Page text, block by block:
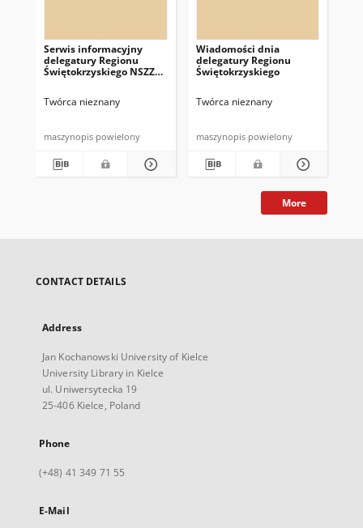
Serwis informacyjny
delegatury Regionu
Świętokrzyskiego NSZZ
Twórca nieznany
maszynopis powielony
Wiadomości dnia
delegatury Regionu
Świętokrzyskiego
Twórca nieznany
maszynopis powielony
More
CONTACT DETAILS
Address
Jan Kochanowski University of Kielce
University Library in Kielce
ul. Uniwersytecka 19
25-406 Kielce, Poland
Phone
(+48) 41 349 71 55
E-Mail